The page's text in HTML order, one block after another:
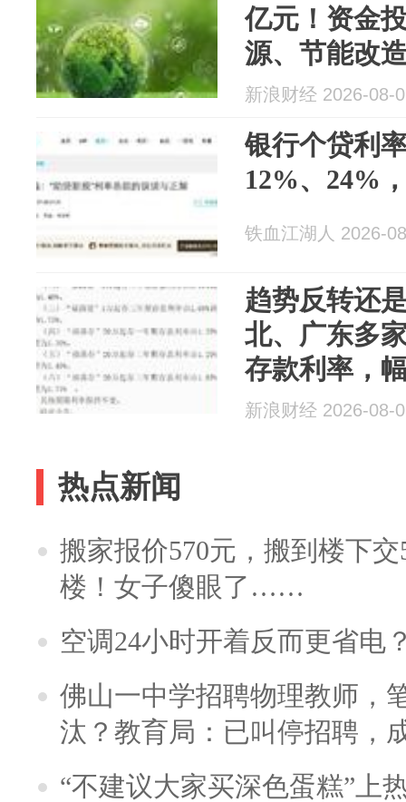
亿元！资金
源、节能改
新浪财经 2026-08-
银行个贷利
12%、24%
铁血江湖人 2026-
趋势反转还
北、广东多
存款利率，
新浪财经 2026-08-
热点新闻
搬家报价570元，搬到楼下
楼！女子傻眼了……
空调24小时开着反而更省电
佛山一中学招聘物理教师，
汰？教育局：已叫停招聘，
“不建议大家买深色蛋糕”上